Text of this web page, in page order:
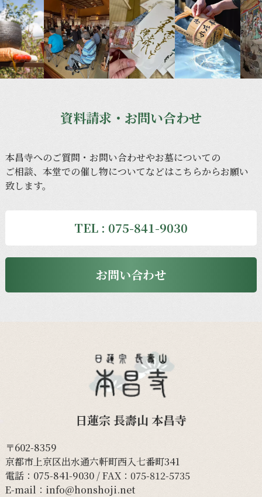
資料請求・お問い合わせ
本昌寺へのご質問・ お問い合わせやお墓についての
ご相談、 本堂での催し物についてなどはこちらからお願い
致します。
TEL : 075-841-9030
お問い合わせ
日蓮宗 長壽山 本昌寺
〒602-8359
京都市上京区出水通六軒町西入七番町341
電話： 075-841-9030/ FAX：075-812-5735
E-mail： info@honshoji.net